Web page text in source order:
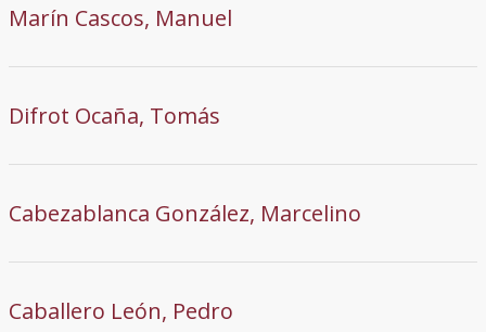
Marín Cascos, Manuel
Difrot Ocaña, Tomás
Cabezablanca González, Marcelino
Caballero León, Pedro